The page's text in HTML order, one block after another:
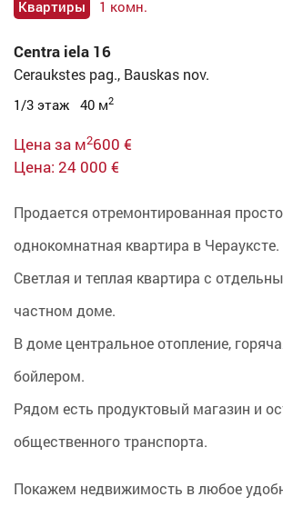
Квартиры 1 комн.
Centra iela 16
Ceraukstes pag., Bauskas nov.
1/3 этаж 40 м2
Цена за м2600 €
Цена: 24 000 €
Продается отремонтированная
однокомнатная квартира в Черауксте.
Светлая и теплая квартира с
частном доме.
В доме центральное отопление,
бойлером.
Рядом есть продуктовый магазин и
общественного транспорта.
Покажем недвижимость в любое